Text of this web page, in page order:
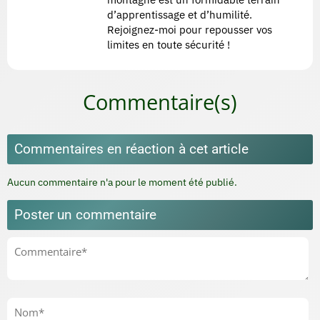
d’apprentissage et d’humilité.
Rejoignez-moi pour repousser vos
limites en toute sécurité !
Commentaire(s)
Commentaires en réaction à cet article
Aucun commentaire n'a pour le moment été publié.
Poster un commentaire